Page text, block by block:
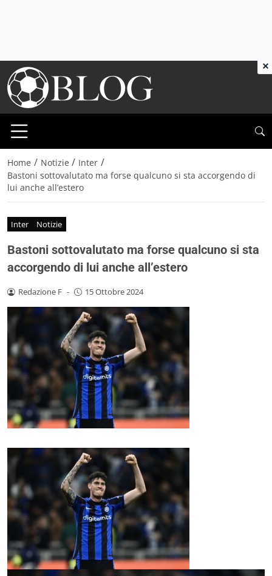
Home / Notizie / Inter /
Bastoni sottovalutato ma forse qualcuno si sta accorgendo di
lui anche all’estero
Inter Notizie
Bastoni sottovalutato ma forse qualcuno si sta
accorgendo di lui anche all’estero
Redazione F - 15 Ottobre 2024
×